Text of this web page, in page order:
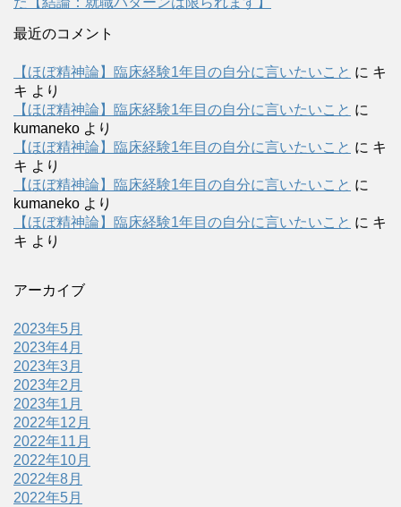
最近のコメント
【ほぼ精神論】臨床経験1年目の自分に言いたいこと に キ
キ より
【ほぼ精神論】臨床経験1年目の自分に言いたいこと に
kumaneko より
【ほぼ精神論】臨床経験1年目の自分に言いたいこと に キ
キ より
【ほぼ精神論】臨床経験1年目の自分に言いたいこと に
kumaneko より
【ほぼ精神論】臨床経験1年目の自分に言いたいこと に キ
キ より
アーカイブ
2023年5月
2023年4月
2023年3月
2023年2月
2023年1月
2022年12月
2022年11月
2022年10月
2022年8月
2022年5月